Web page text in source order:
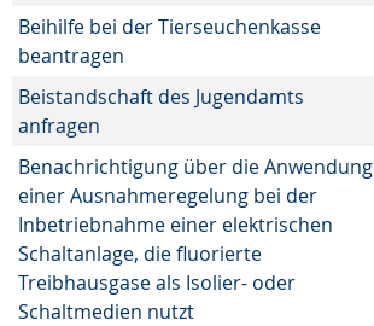
Beihilfe bei der Tierseuchenkasse
beantragen
Beistandschaft des Jugendamts
anfragen
Benachrichtigung über die Anwendung
einer Ausnahmeregelung bei der
Inbetriebnahme einer elektrischen
Schaltanlage, die fluorierte
Treibhausgase als Isolier- oder
Schaltmedien nutzt